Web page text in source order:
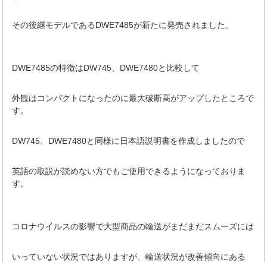
その後継モデルであるDWE7485が新たに発売されました。
DWE7485の特徴はDW745、DWE7480と比較して
外観はコンパクトになったのに最大破断高がアップしたところで
す。
DW745、DWE7480と同様に日本語説明書を作成しましたので
英語の取説が読めない方でもご使用できるようになっておりま
す。
コロナウイルスの影響で大型商品の輸送がまだまだスムーズには
いっていない状況ではありますが、輸送状況が改善傾向にある